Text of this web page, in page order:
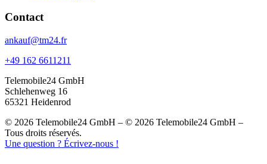
Contact
ankauf@tm24.fr
+49 162 6611211
Telemobile24 GmbH
Schlehenweg 16
65321 Heidenrod
© 2026 Telemobile24 GmbH – © 2026 Telemobile24 GmbH –
Tous droits réservés.
Une question ? Écrivez-nous !